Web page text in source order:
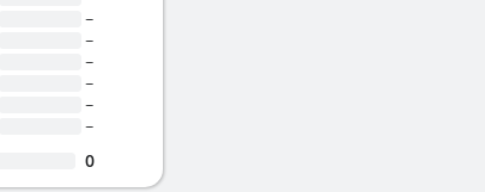
~
~
~
~
~
~
0